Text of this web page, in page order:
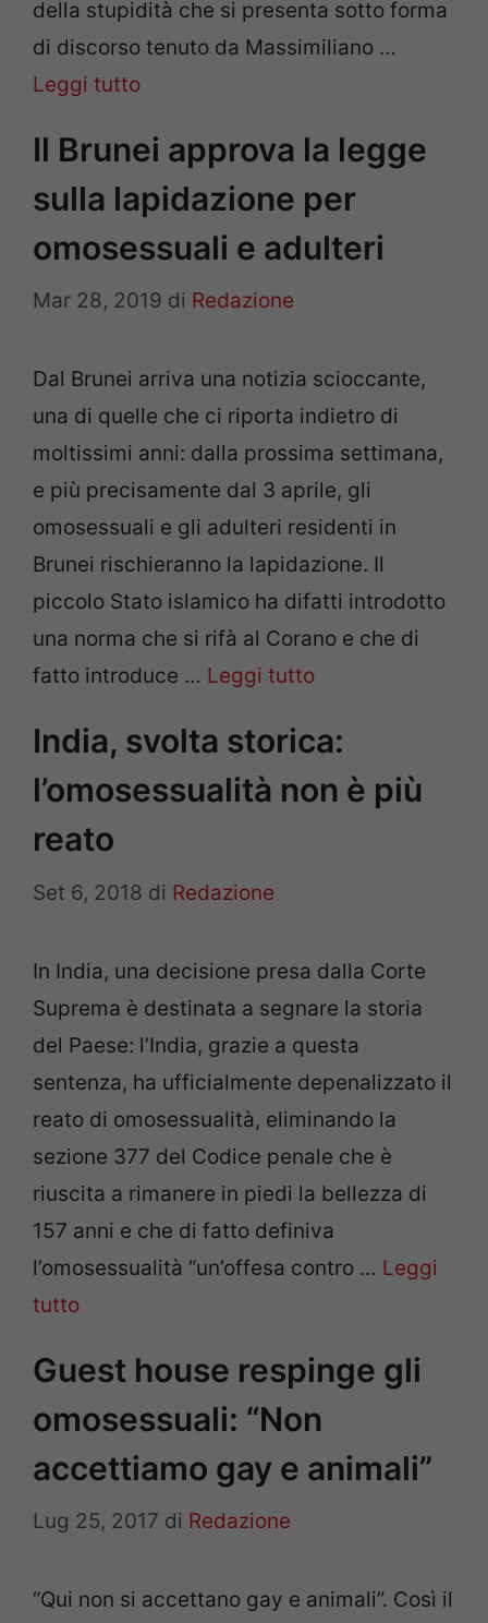
della stupidità che si presenta sotto forma
di discorso tenuto da Massimiliano …
Leggi tutto
Il Brunei approva la legge
sulla lapidazione per
omosessuali e adulteri
Mar 28, 2019 di Redazione
Dal Brunei arriva una notizia scioccante,
una di quelle che ci riporta indietro di
moltissimi anni: dalla prossima settimana,
e più precisamente dal 3 aprile, gli
omosessuali e gli adulteri residenti in
Brunei rischieranno la lapidazione. Il
piccolo Stato islamico ha difatti introdotto
una norma che si rifà al Corano e che di
fatto introduce … Leggi tutto
India, svolta storica:
l’omosessualità non è più
reato
Set 6, 2018 di Redazione
In India, una decisione presa dalla Corte
Suprema è destinata a segnare la storia
del Paese: l’India, grazie a questa
sentenza, ha ufficialmente depenalizzato il
reato di omosessualità, eliminando la
sezione 377 del Codice penale che è
riuscita a rimanere in piedi la bellezza di
157 anni e che di fatto definiva
l’omosessualità “un’offesa contro … Leggi
tutto
Guest house respinge gli
omosessuali: “Non
accettiamo gay e animali”
Lug 25, 2017 di Redazione
“Qui non si accettano gay e animali”. Così il